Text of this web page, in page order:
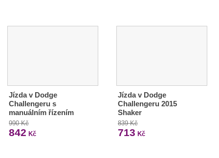
Jízda v Dodge
Challengeru s
manuálním řízením
990 Kč
842 Kč
Jízda v Dodge
Challengeru 2015
Shaker
839 Kč
713 Kč